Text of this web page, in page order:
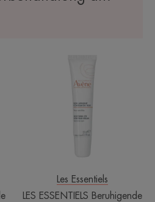
Beruhigende
Les Essentiels
LES ESSENTIELS Beruhigende